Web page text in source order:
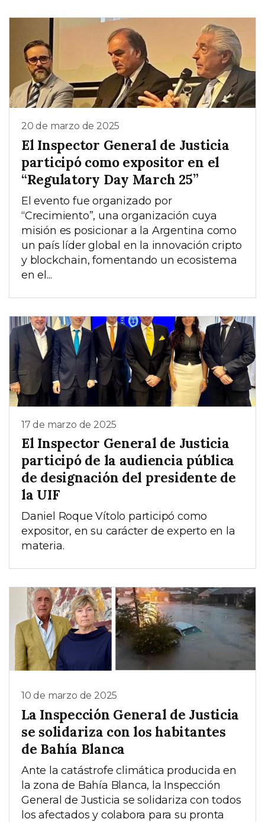
20 de marzo de 2025
El Inspector General de Justicia
participó como expositor en el
“Regulatory Day March 25”
El evento fue organizado por
“Crecimiento”, una organización cuya
misión es posicionar a la Argentina como
un país líder global en la innovación cripto
y blockchain, fomentando un ecosistema
en el...
17 de marzo de 2025
El Inspector General de Justicia
participó de la audiencia pública
de designación del presidente de
la UIF
Daniel Roque Vítolo participó como
expositor, en su carácter de experto en la
materia.
10 de marzo de 2025
La Inspección General de Justicia
se solidariza con los habitantes
de Bahía Blanca
Ante la catástrofe climática producida en
la zona de Bahía Blanca, la Inspección
General de Justicia se solidariza con todos
los afectados y colabora para su pronta